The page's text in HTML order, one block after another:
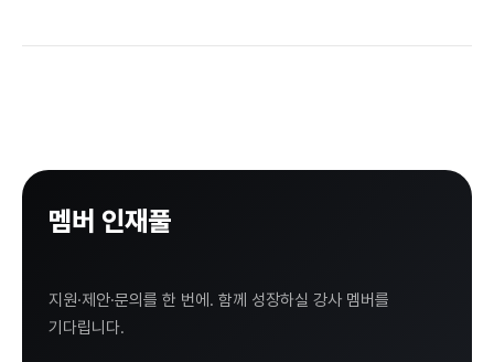
AI 교육 프로그램
스쿨임팩트랩
AI스타터랩
멤버 인재풀
지원·제안·문의를 한 번에. 함께 성장하실 강사 멤버를
기다립니다.